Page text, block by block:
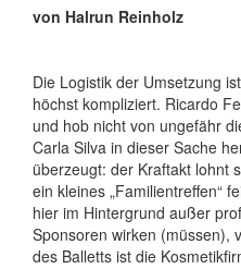
von Halrun Reinholz
Die Logistik der Umsetzung
höchst kompliziert. Ricardo
und hob nicht von ungefähr
Carla Silva in dieser Sache
überzeugt: der Kraftakt lohnt
ein kleines „Familientreffen“
hier im Hintergrund außer
Sponsoren wirken (müssen),
des Balletts ist die